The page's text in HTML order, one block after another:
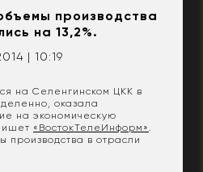
производства
на 13,2%.
| 10:19
на Селенгинском ЦКК в
оказала
на экономическую
«ВостокТелеИнформ».
производства в отрасли